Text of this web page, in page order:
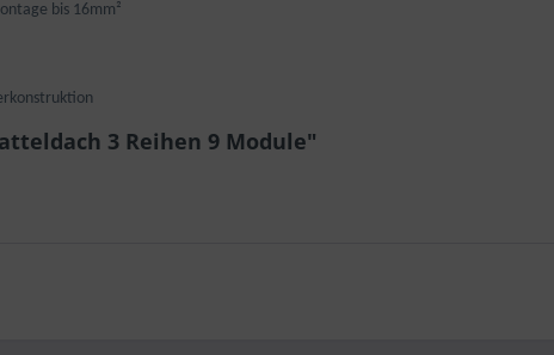
bis 16mm²
3 Reihen 9 Module"